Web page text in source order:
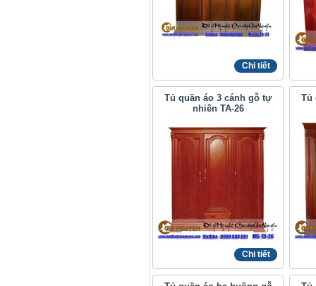
Chi tiết
Tủ quần áo 3 cánh gỗ tự
nhiên TA-26
Chi tiết
Tủ